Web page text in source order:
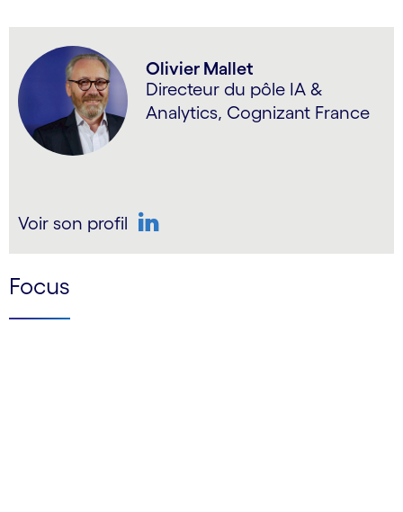
Olivier Mallet
Directeur du pôle IA &
Analytics, Cognizant France
Voir son profil
Focus